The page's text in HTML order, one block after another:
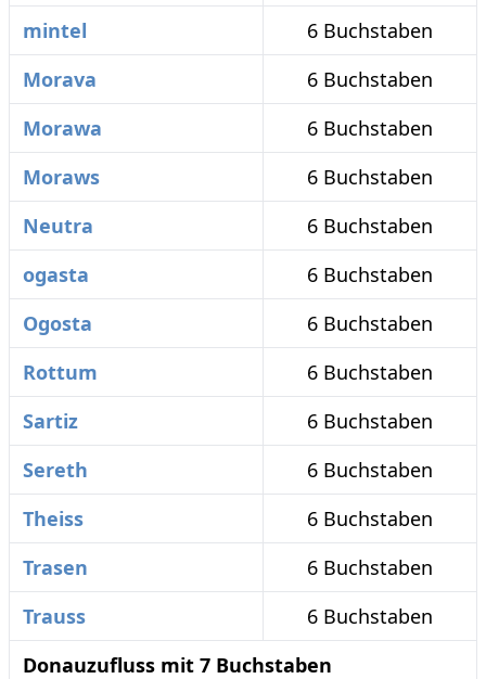
mintel
6 Buchstaben
Morava
6 Buchstaben
Morawa
6 Buchstaben
Moraws
6 Buchstaben
Neutra
6 Buchstaben
ogasta
6 Buchstaben
Ogosta
6 Buchstaben
Rottum
6 Buchstaben
Sartiz
6 Buchstaben
Sereth
6 Buchstaben
Theiss
6 Buchstaben
Trasen
6 Buchstaben
Trauss
6 Buchstaben
Donauzufluss mit 7 Buchstaben